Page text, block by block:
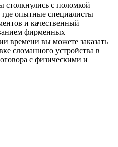
столкнулись с поломкой
опытные специалисты
и качественный
фирменных
времени вы можете заказать
сломанного устройства в
с физическими и